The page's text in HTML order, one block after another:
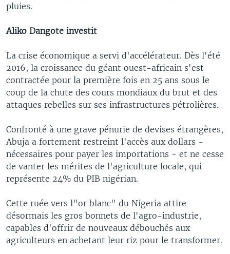
pluies.
Aliko Dangote investit
La crise économique a servi d'accélérateur. Dès l'été
2016, la croissance du géant ouest-africain s'est
contractée pour la première fois en 25 ans sous le
coup de la chute des cours mondiaux du brut et des
attaques rebelles sur ses infrastructures pétrolières.
Confronté à une grave pénurie de devises étrangères,
Abuja a fortement restreint l'accès aux dollars -
nécessaires pour payer les importations - et ne cesse
de vanter les mérites de l'agriculture locale, qui
représente 24% du PIB nigérian.
Cette ruée vers l"or blanc" du Nigeria attire
désormais les gros bonnets de l'agro-industrie,
capables d'offrir de nouveaux débouchés aux
agriculteurs en achetant leur riz pour le transformer.